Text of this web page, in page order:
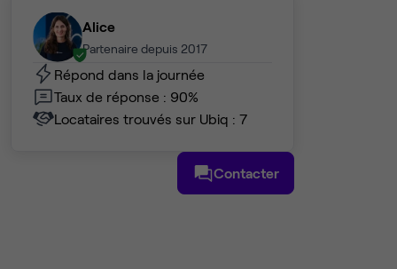
Alice
Partenaire depuis 2017
Répond dans la journée
Taux de réponse : 90%
Locataires trouvés sur Ubiq : 7
Contacter